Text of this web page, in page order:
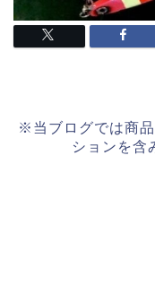
※当ブログでは商
ションを含